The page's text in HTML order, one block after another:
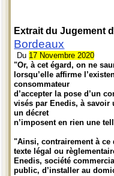
Extrait du Jugement
Bordeaux
Du 17 Novembre 2020
"Or, à cet égard, on ne
lorsqu’elle affirme
consommateur
d’accepter la pose d’un
visés par Enedis, à savoir
un décret
n’imposent en rien une
"Ainsi, contrairement à ce
texte légal ou
Enedis, société
public, d’installer au